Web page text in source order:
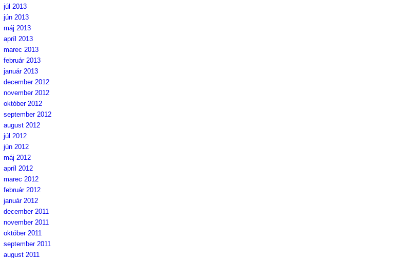
júl 2013
jún 2013
máj 2013
apríl 2013
marec 2013
február 2013
január 2013
december 2012
november 2012
október 2012
september 2012
august 2012
júl 2012
jún 2012
máj 2012
apríl 2012
marec 2012
február 2012
január 2012
december 2011
november 2011
október 2011
september 2011
august 2011